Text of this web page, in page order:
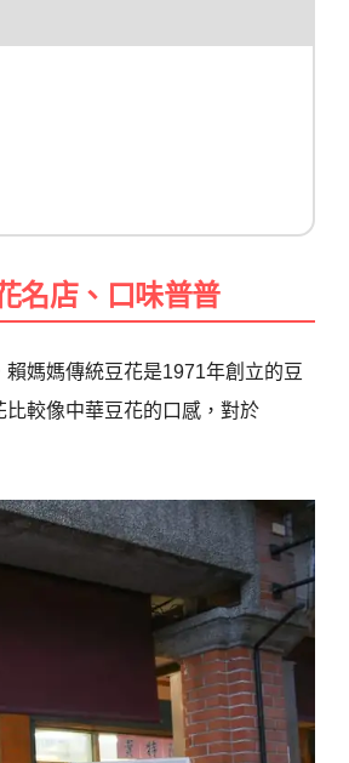
名店、口味普普
媽媽傳統豆花是1971年創立的豆
較像中華豆花的口感，對於